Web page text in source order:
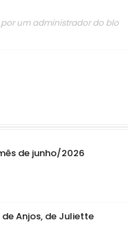
um administrador do blo
de junho/2026
Anjos, de Juliette